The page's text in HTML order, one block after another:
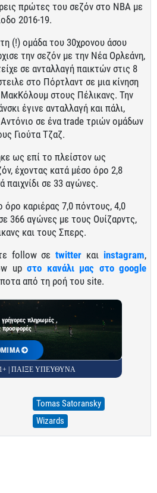
πρώτες του σεζόν στο ΝΒΑ με
2016-19.
(!) ομάδα του 30χρονου άσου
την σεζόν με την Νέα Ορλεάνη,
σε ανταλλαγή παικτών στις 8
στο Πόρτλαντ σε μια κίνηση
στους Πέλικανς. Την
έγινε ανταλλαγή και πάλι,
σε ένα trade τριών ομάδων
Γιούτα Τζαζ.
ως επί το πλείστον ως
έχοντας κατά μέσο όρο 2,8
παιχνίδι σε 33 αγώνες.
όρο καριέρας 7,0 πόντους, 4,0
366 αγώνες με τους Ουίζαρντς,
και τους Σπερς.
follow σεtwitter και instagram,
upστο κανάλι μας στο google
από τη ροή του site.
γρήγορες πληρωμές ,
προσφορές
| ΠΑΙΞΕ ΥΠΕΥΘΥΝΑ
Tomas Satoransky
Wizards